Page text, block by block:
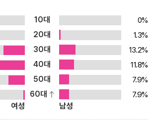
대한 음모에 맞닥뜨리고 마는데…… 서스펜
사하며 독자의 마음을 사로잡는 작품 인기 TV
이스는 출간하는 소설마다 역동적인 작품을
펙트』는 그간의 작품과는 조금 다른 방식으로
다. 크레이스는 그의 트레이드마크인 폭발적
펜스라는 미덕을 취하고, 충실한 자료 조사를
사와 탄탄한 필력을 더해 감동을 극대화한다.
는 것은 스콧과 매기가 각자의 외상 후 스트레
10대
0%
20대
1.3%
30대
13.2%
40대
11.8%
50대
7.9%
60대
7.9%
여성
남성